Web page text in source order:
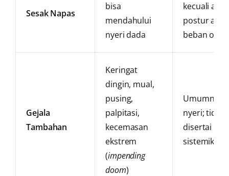
Sesak Napas
bisa
mendahului
nyeri dada
kecuali
postur atau
beban otot
Gejala
Tambahan
Keringat
dingin, mual,
pusing,
palpitasi,
kecemasan
ekstrem
(impending
doom)
Umumnya
nyeri; tidak
disertai
sistemik